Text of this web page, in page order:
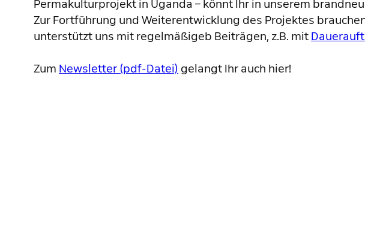
Permakulturprojekt in Uganda – könnt Ihr in unserem
Zur Fortführung und Weiterentwicklung des Projektes
unterstützt uns mit regelmäßigeb Beiträgen, z.B. mit
Zum Newsletter (pdf-Datei) gelangt Ihr auch hier!